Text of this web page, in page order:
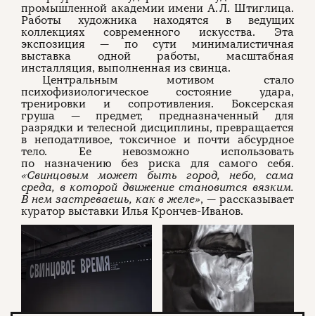
промышленной академии имени А. Л. Штиглица.
Работы художника находятся в ведущих
коллекциях современного искусства. Эта
экспозиция — по сути минималистичная
выставка одной работы, масштабная
инсталляция, выполненная из свинца.
Центральным мотивом стало
психофизиологическое состояние удара,
тренировки и сопротивления. Боксерская
груша — предмет, предназначенный для
разрядки и телесной дисциплины, превращается
в неподатливое, токсичное и почти абсурдное
тело. Ее невозможно использовать
по назначению без риска для самого себя.
«Свинцовым может быть город, небо, сама
среда, в которой движение становится вязким.
В нем застреваешь, как в желе», — рассказывает
куратор выставки Илья Крончев-Иванов.